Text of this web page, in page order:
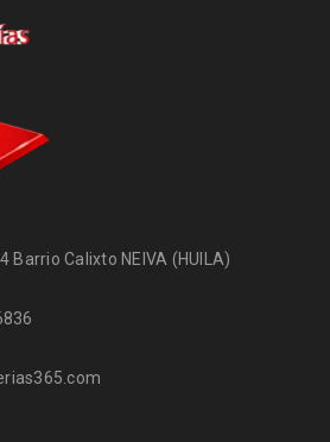
Barrio Calixto NEIVA (HUILA)